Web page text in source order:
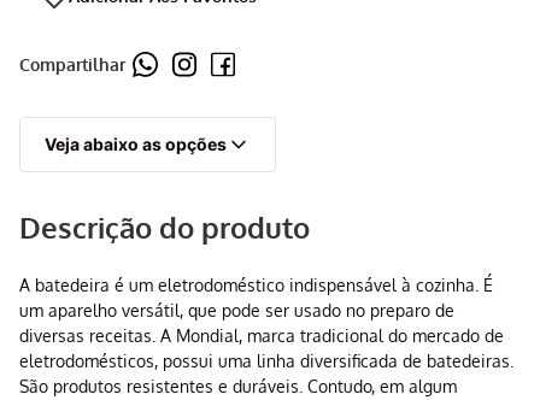
Compartilhar
Veja abaixo as opções
Descrição do produto
A batedeira é um eletrodoméstico indispensável à cozinha. É
um aparelho versátil, que pode ser usado no preparo de
diversas receitas. A Mondial, marca tradicional do mercado de
eletrodomésticos, possui uma linha diversificada de batedeiras.
São produtos resistentes e duráveis. Contudo, em algum